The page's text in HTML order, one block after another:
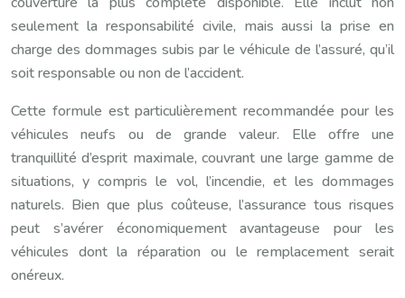
seulement la responsabilité civile, mais aussi la prise en
charge des dommages subis par le véhicule de l’assuré, qu’il
soit responsable ou non de l’accident.
Cette formule est particulièrement recommandée pour les
véhicules neufs ou de grande valeur. Elle offre une
tranquillité d’esprit maximale, couvrant une large gamme de
situations, y compris le vol, l’incendie, et les dommages
naturels. Bien que plus coûteuse, l’assurance tous risques
peut s’avérer économiquement avantageuse pour les
véhicules dont la réparation ou le remplacement serait
onéreux.